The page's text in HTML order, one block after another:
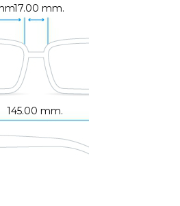
17.00 mm.
145.00 mm.